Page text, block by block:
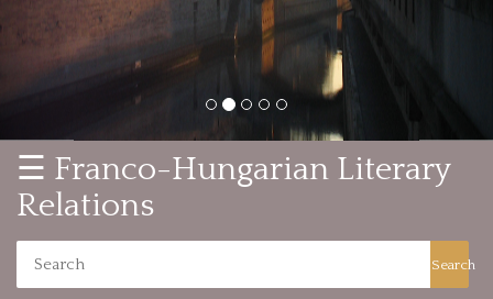
☰ Franco-Hungarian Literary
Relations
Search